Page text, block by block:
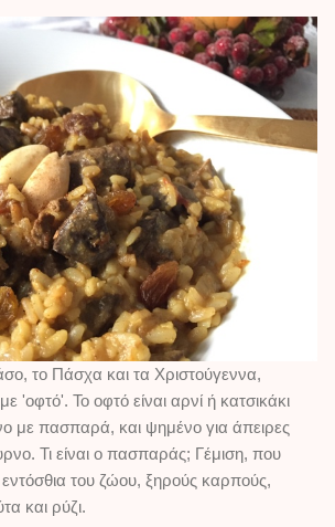
το Πάσχα και τα Χριστούγεννα,
'οφτό'. Το οφτό είναι αρνί ή κατσικάκι
με πασπαρά, και ψημένο για άπειρες
Τι είναι ο πασπαράς; Γέμιση, που
εντόσθια του ζώου, ξηρούς καρπούς,
και ρύζι.